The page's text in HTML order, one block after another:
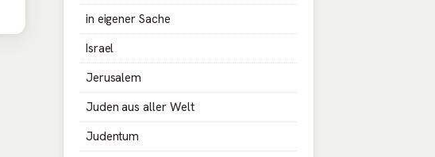
in eigener Sache
Israel
Jerusalem
Juden aus aller Welt
Judentum